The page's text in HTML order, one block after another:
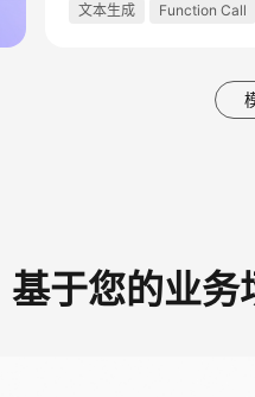
文本生成 Function Call
基于您的业务